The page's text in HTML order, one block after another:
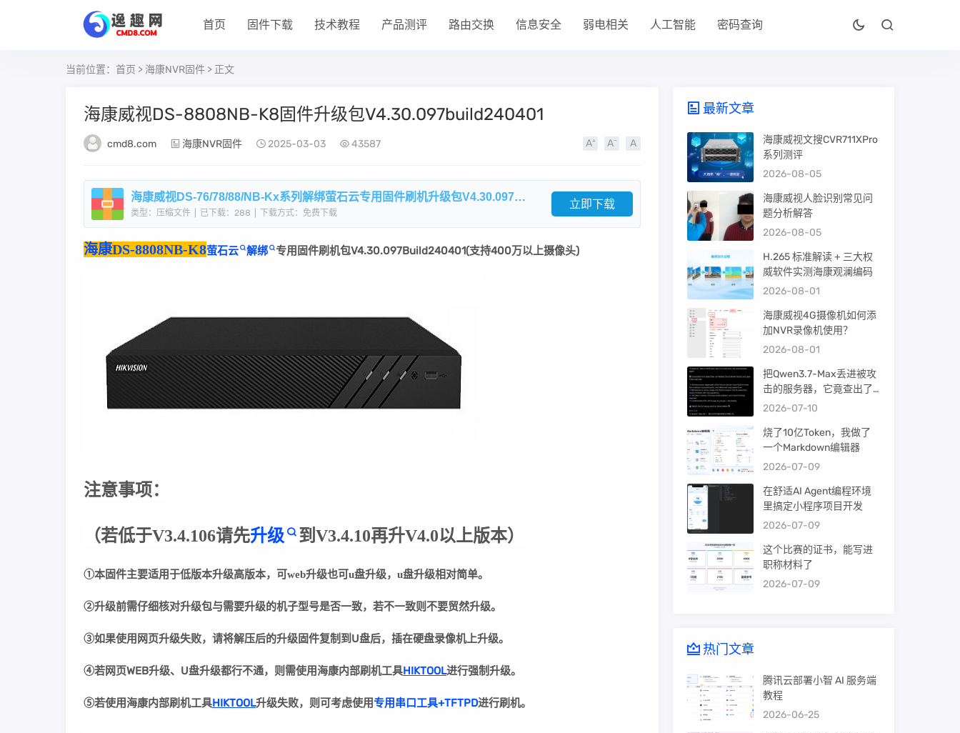
首页 固件下载 技术教程 产品测评 路由交换 信息安全 弱电相关 人工智能 密码查询
当前位置： 首页 > 海康NVR固件 > 正文
​海康威视DS-8808NB-K8固件升级包V4.30.097build240401
cmd8.com 海康NVR固件 2025-03-03 43587
​海康威视DS-76/78/88/NB-Kx系列解绑萤石云专用固件刷机升级包V4.30.097build240401.zip
类型：压缩文件 已下载：288 下载方式：免费下载
立即下载
海康DS-8808NB-K8萤石云 解绑 专用固件刷机包V4.30.097Build240401(支持400万以上摄像头)
注意事项：
（若低于V3.4.106请先升级 到 V3.4.10再升V4.0以上版本）
①本固件主要适用于低版本升级高版本，可web升级也可u盘升级，u盘升级相对简单。
②升级前需仔细核对升级包与需要升级的机子型号是否一致，若不一致则不要贸然升级。
③如果使用网页升级失败，请将解压后的升级固件复制到U盘后，插在硬盘录像机上升级。
④若网页WEB升级、U盘升级都行不通，则需使用海康内部刷机工具HIKTOOL进行强制升级。
⑤若使用海康内部刷机工具HIKTOOL升级失败，则可考虑使用专用串口工具+TFTPD进行刷机。
最新文章
海康威视文搜CVR711XPro
系列测评
2026-08-05
海康威视人脸识别常见问
题分析解答
2026-08-05
H.265 标准解读 + 三大权
威软件实测海康观澜编码
2026-08-01
海康威视4G摄像机如何添
加NVR录像机使用？
2026-08-01
把Qwen3.7-Max丢进被攻
击的服务器，它竟查出了
暴力破解！
2026-07-10
烧了10亿Token，我做了
一个Markdown编辑器
2026-07-09
在舒适AI Agent编程环境
里搞定小程序项目开发
2026-07-09
这个比赛的证书，能写进
职称材料了
2026-07-09
热门文章
腾讯云部署小智 AI 服务端
教程
2026-06-25